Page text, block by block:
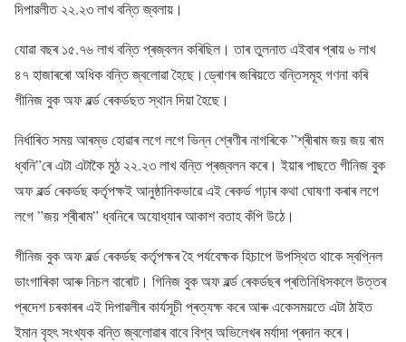
দিপাৱলীত ২২.২৩ লাখ বন্তি জ্বলায়।
যোৱা বছৰ ১৫.৭৬ লাখ বন্তি প্ৰজ্বলন কৰিছিল। তাৰ তুলনাত এইবাৰ প্ৰায় ৬ লাখ
৪৭ হাজাৰৰো অধিক বন্তি জ্বলোৱা হৈছে।ড্ৰোণৰ জৰিয়তে বন্তিসমূহ গণনা কৰি
গীনিজ বুক অফ ৱৰ্ল্ড ৰেকৰ্ডছত স্থান দিয়া হৈছে।
নিৰ্ধাৰিত সময় আৰম্ভ হোৱাৰ লগে লগে ভিন্ন শ্ৰেণীৰ নাগৰিকে ”শ্ৰীৰাম জয় জয় ৰাম
ধ্বনি”ৰে এটা এটাকৈ মুঠ ২২.২৩ লাখ বন্তি প্ৰজ্বলন কৰে। ইয়াৰ পাছতে গীনিজ বুক
অফ ৱৰ্ল্ড ৰেকৰ্ডছ কৰ্তৃপক্ষই আনুষ্ঠানিকভাৱে এই ৰেকৰ্ড গঢ়াৰ কথা ঘোষণা কৰাৰ লগে
লগে ”জয় শ্ৰীৰাম” ধ্বনিৰে অযোধ্যাৰ আকাশ বতাহ কঁপি উঠে।
গীনিজ বুক অফ ৱৰ্ল্ড ৰেকৰ্ডছ কৰ্তৃপক্ষৰ হৈ পৰ্যবেক্ষক হিচাপে উপস্থিত থাকে স্বপ্নিল
ডাংগাৰিকা আৰু নিচল বাৰোট। গিনিজ বুক অফ ৱৰ্ল্ড ৰেকৰ্ডছৰ প্ৰতিনিধিসকলে উত্তৰ
প্ৰদেশ চৰকাৰৰ এই দিপাৱলীৰ কাৰ্যসূচী প্ৰত্যক্ষ কৰে আৰু একেসময়তে এটা ঠাইত
ইমান বৃহৎ সংখ্যক বন্তি জ্বলোৱাৰ বাবে বিশ্ব অভিলেখৰ মৰ্যাদা প্ৰদান কৰে।